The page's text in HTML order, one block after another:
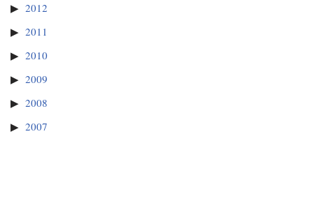
2012
2011
2010
2009
2008
2007